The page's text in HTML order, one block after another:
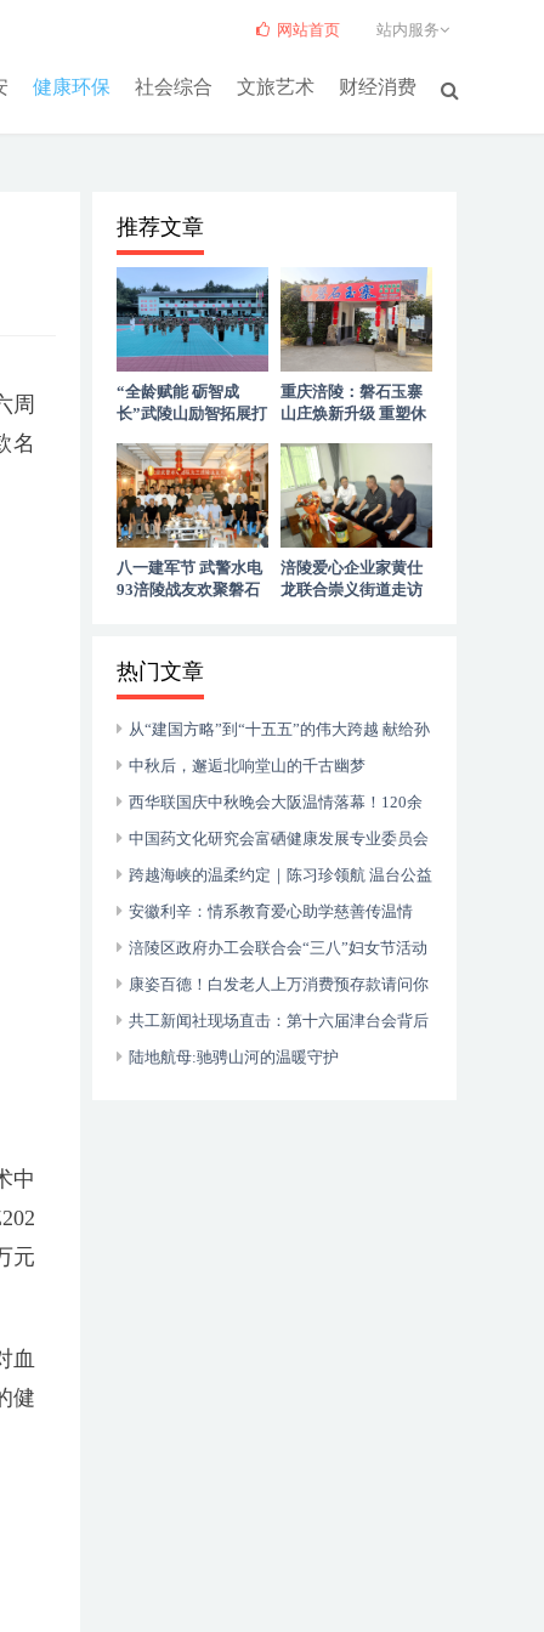
健康环保 社会综合 文旅艺术 财经消费
网站首页 站内服务
周
名
中
元
血
健
推荐文章
“全龄赋能 砺智成
长”武陵山励智拓展打
重庆涪陵：磐石玉寨
山庄焕新升级 重塑休
八一建军节 武警水电
93涪陵战友欢聚磐石
涪陵爱心企业家黄仕
龙联合崇义街道走访
热门文章
从“建国方略”到“十五五”的伟大跨越 献给孙
中山诞辰160周年暨郑丽文访陆
中秋后，邂逅北响堂山的千古幽梦
西华联国庆中秋晚会大阪温情落幕！120余
侨胞共庆双节，安徽商会关西分会入会壮大团
体力量
中国药文化研究会富硒健康发展专业委员会
成立大会在山东枣庄成功举行
跨越海峡的温柔约定｜陈习珍领航 温台公益
音乐会暖透“星”世界
安徽利辛：情系教育爱心助学慈善传温情
涪陵区政府办工会联合会“三八”妇女节活动
在涪州书院举行
康姿百德！白发老人上万消费预存款请问你
何时归还？
共工新闻社现场直击：第十六届津台会背后
的两岸融合密码
陆地航母:驰骋山河的温暖守护